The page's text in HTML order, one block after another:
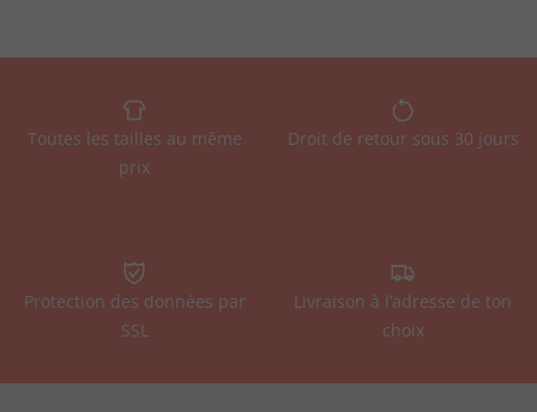
Toutes les tailles au même
prix
Droit de retour sous 30 jours
Protection des données par
SSL
Livraison à l’adresse de ton
choix